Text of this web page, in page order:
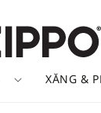
XĂNG &